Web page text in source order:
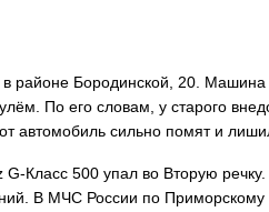
районе Бородинской, 20. Машина
По его словам, у старого
автомобиль сильно помят и
Класс 500 упал во Вторую
В МЧС России по Приморскому